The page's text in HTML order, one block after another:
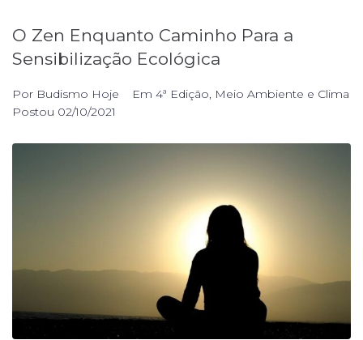
O Zen Enquanto Caminho Para a
Sensibilização Ecológica
Por Budismo Hoje Em 4ª Edição Meio Ambiente e Clima
Postou 02/10/2021